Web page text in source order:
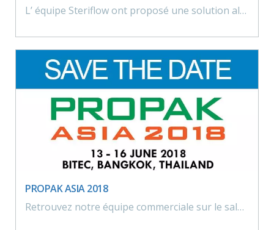
L’ équipe Steriflow ont proposé une solution alternative à la pasteurisation par cellule vapeur à une entreprise produisant des fruits et légumes en barquette : la pasteurisation / stérilisation par ruissellement d’eau.
PROPAK ASIA 2018
Retrouvez notre équipe commerciale sur le salon international pour technologie agroalimentaire, pharmaceutique et de conditionnement à Bangkok